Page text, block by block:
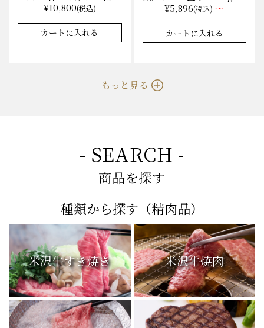
箱入 味噌酒粕漬け/冷蔵
送料無料
¥10,800(税込)
カートに入れる
枚から量り売り
¥5,896(税込) ～
カートに入れる
もっと見る
- SEARCH -
商品を探す
-種類から探す（精肉品）-
米沢牛すき焼き 米沢牛焼肉